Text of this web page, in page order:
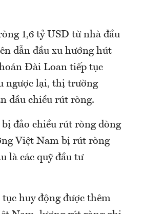
1,6 tỷ USD từ nhà đầu
dẫn đầu xu hướng hút
Đài Loan tiếp tục
ngược lại, thị trường
đầu chiều rút ròng.
đảo chiều rút ròng dòng
Việt Nam bị rút ròng
là các quỹ đầu tư
huy động được thêm